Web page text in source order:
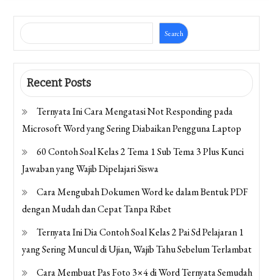
Search
Recent Posts
Ternyata Ini Cara Mengatasi Not Responding pada
Microsoft Word yang Sering Diabaikan Pengguna Laptop
60 Contoh Soal Kelas 2 Tema 1 Sub Tema 3 Plus Kunci
Jawaban yang Wajib Dipelajari Siswa
Cara Mengubah Dokumen Word ke dalam Bentuk PDF
dengan Mudah dan Cepat Tanpa Ribet
Ternyata Ini Dia Contoh Soal Kelas 2 Pai Sd Pelajaran 1
yang Sering Muncul di Ujian, Wajib Tahu Sebelum Terlambat
Cara Membuat Pas Foto 3×4 di Word Ternyata Semudah